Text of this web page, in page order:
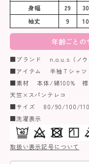
身幅
29 30
袖丈
9 10
年齢ごとの
■ブランド n.o.u.s（ノウ
■アイテム 半袖Ｔシャツ
■素材 本体/綿100% 襟
天竺×スパンテレコ
■サイズ 80/90/100/
■洗濯表示
取扱い表示記号について